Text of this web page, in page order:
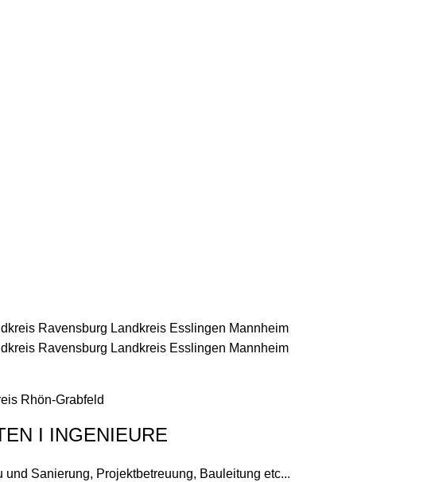
Ravensburg Landkreis Esslingen Mannheim
Ravensburg Landkreis Esslingen Mannheim
Rhön-Grabfeld
I INGENIEURE
Sanierung, Projektbetreuung, Bauleitung etc...